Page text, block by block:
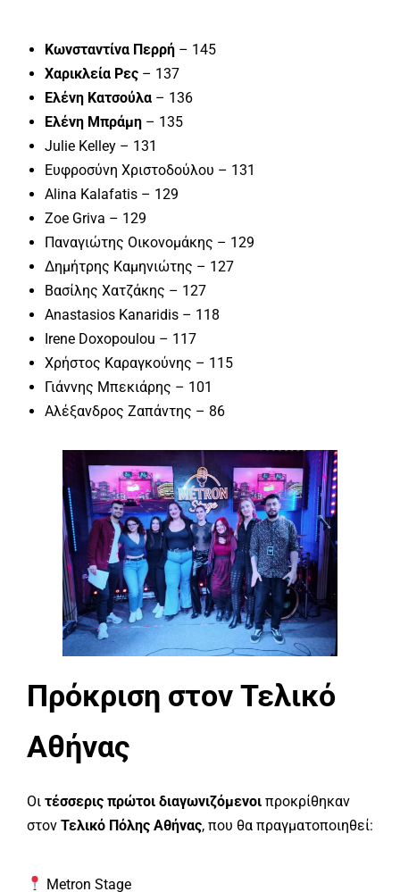
Κωνσταντίνα Περρή – 145
Χαρικλεία Ρες – 137
Ελένη Κατσούλα – 136
Ελένη Μπράμη – 135
Julie Kelley – 131
Ευφροσύνη Χριστοδούλου – 131
Alina Kalafatis – 129
Zoe Griva – 129
Παναγιώτης Οικονομάκης – 129
Δημήτρης Καμηνιώτης – 127
Βασίλης Χατζάκης – 127
Anastasios Kanaridis – 118
Irene Doxopoulou – 117
Χρήστος Καραγκούνης – 115
Γιάννης Μπεκιάρης – 101
Αλέξανδρος Ζαπάντης – 86
Πρόκριση στον Τελικό
Αθήνας
Οι τέσσερις πρώτοι διαγωνιζόμενοι προκρίθηκαν
στον Τελικό Πόλης Αθήνας, που θα πραγματοποιηθεί:
Metron Stage